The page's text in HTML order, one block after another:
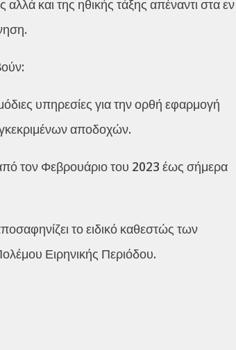
και της ηθικής τάξης απέναντι στα εν
υπηρεσίες για την ορθή εφαρμογή
αποδοχών.
τον Φεβρουάριο του 2023 έως σήμερα
το ειδικό καθεστώς των
Ειρηνικής Περιόδου.